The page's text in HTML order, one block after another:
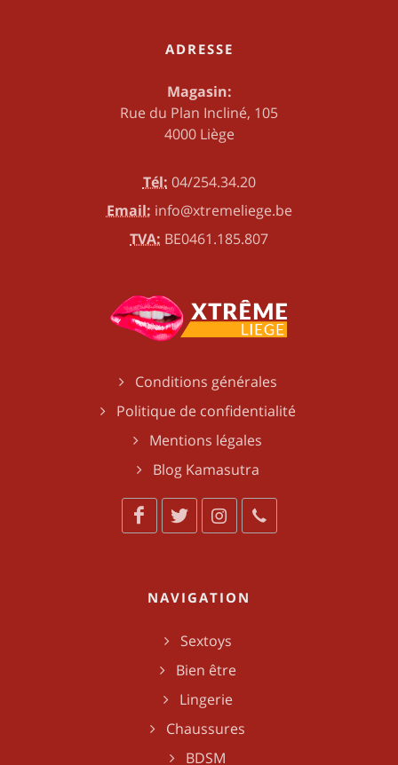
ADRESSE
Magasin:
Rue du Plan Incliné, 105
4000 Liège
Tél: 04/254.34.20
Email: info@xtremeliege.be
TVA: BE0461.185.807
Conditions générales
Politique de confidentialité
Mentions légales
Blog Kamasutra
NAVIGATION
Sextoys
Bien être
Lingerie
Chaussures
BDSM